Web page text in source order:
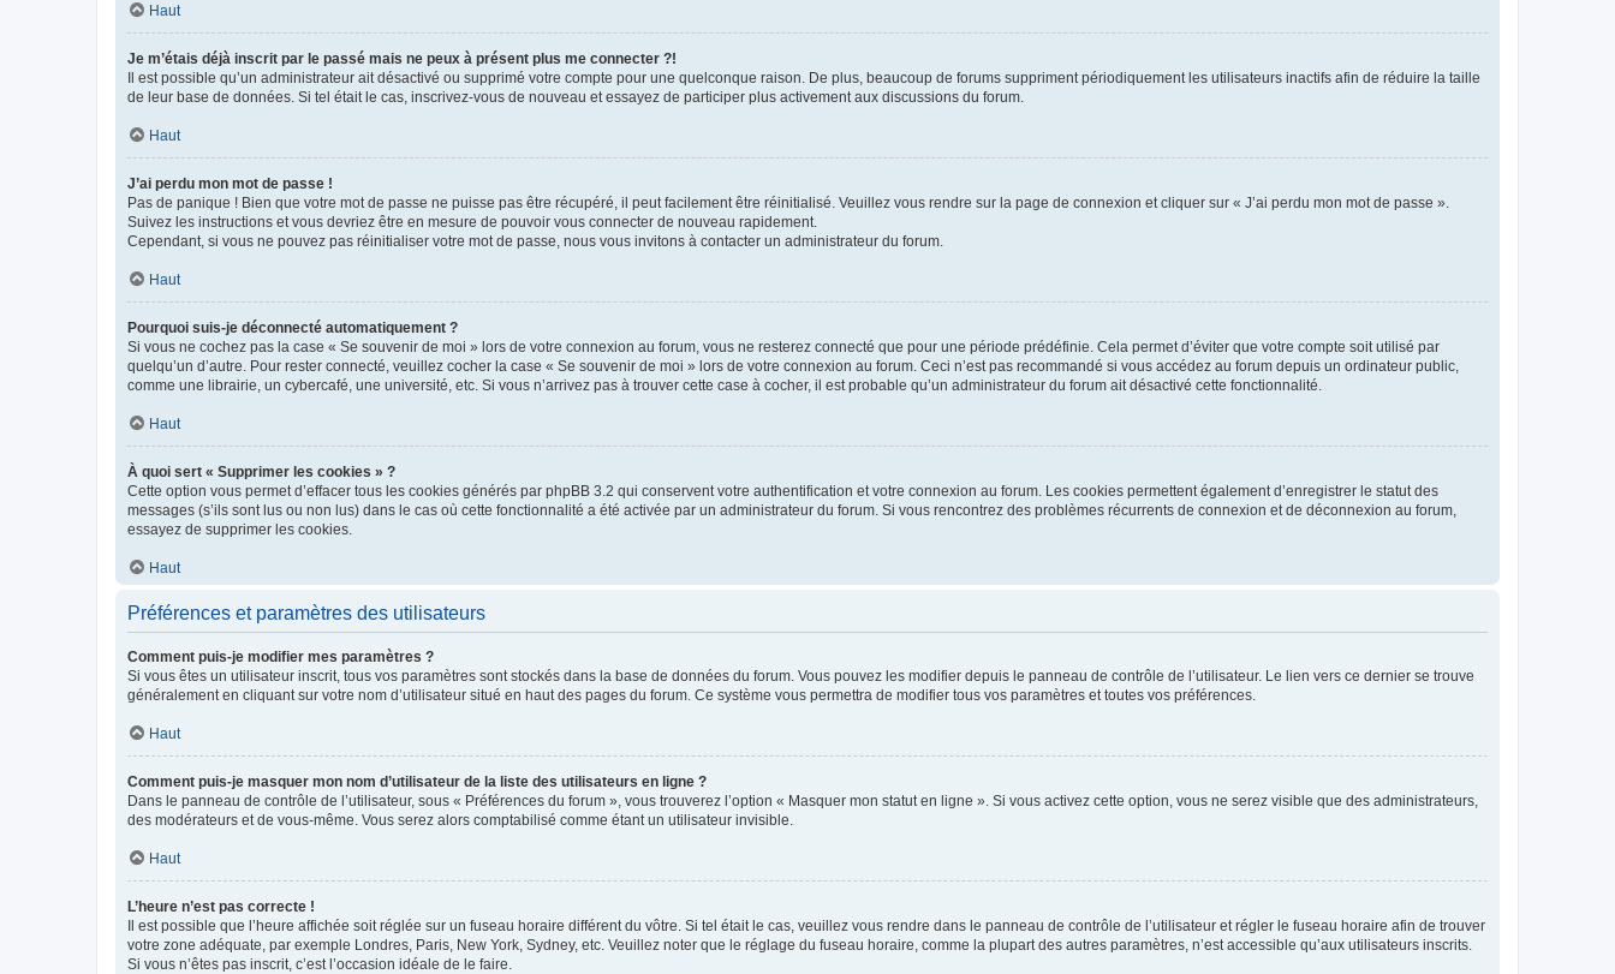
Haut
Je m’étais déjà inscrit par le passé mais ne peux à présent plus me connecter ?!
Il est possible qu’un administrateur ait désactivé ou supprimé votre compte pour une quelconque raison. De plus, beaucoup de forums suppriment périodiquement les utilisateurs inactifs afin de réduire la taille
de leur base de données. Si tel était le cas, inscrivez-vous de nouveau et essayez de participer plus activement aux discussions du forum.
Haut
J’ai perdu mon mot de passe !
Pas de panique ! Bien que votre mot de passe ne puisse pas être récupéré, il peut facilement être réinitialisé. Veuillez vous rendre sur la page de connexion et cliquer sur « J’ai perdu mon mot de passe ».
Suivez les instructions et vous devriez être en mesure de pouvoir vous connecter de nouveau rapidement.
Cependant, si vous ne pouvez pas réinitialiser votre mot de passe, nous vous invitons à contacter un administrateur du forum.
Haut
Pourquoi suis-je déconnecté automatiquement ?
Si vous ne cochez pas la case « Se souvenir de moi » lors de votre connexion au forum, vous ne resterez connecté que pour une période prédéfinie. Cela permet d’éviter que votre compte soit utilisé par
quelqu’un d’autre. Pour rester connecté, veuillez cocher la case « Se souvenir de moi » lors de votre connexion au forum. Ceci n’est pas recommandé si vous accédez au forum depuis un ordinateur public,
comme une librairie, un cybercafé, une université, etc. Si vous n’arrivez pas à trouver cette case à cocher, il est probable qu’un administrateur du forum ait désactivé cette fonctionnalité.
Haut
À quoi sert « Supprimer les cookies » ?
Cette option vous permet d’effacer tous les cookies générés par phpBB 3.2 qui conservent votre authentification et votre connexion au forum. Les cookies permettent également d’enregistrer le statut des
messages (s’ils sont lus ou non lus) dans le cas où cette fonctionnalité a été activée par un administrateur du forum. Si vous rencontrez des problèmes récurrents de connexion et de déconnexion au forum,
essayez de supprimer les cookies.
Haut
Préférences et paramètres des utilisateurs
Comment puis-je modifier mes paramètres ?
Si vous êtes un utilisateur inscrit, tous vos paramètres sont stockés dans la base de données du forum. Vous pouvez les modifier depuis le panneau de contrôle de l’utilisateur. Le lien vers ce dernier se trouve
généralement en cliquant sur votre nom d’utilisateur situé en haut des pages du forum. Ce système vous permettra de modifier tous vos paramètres et toutes vos préférences.
Haut
Comment puis-je masquer mon nom d’utilisateur de la liste des utilisateurs en ligne ?
Dans le panneau de contrôle de l’utilisateur, sous « Préférences du forum », vous trouverez l’option « Masquer mon statut en ligne ». Si vous activez cette option, vous ne serez visible que des administrateurs,
des modérateurs et de vous-même. Vous serez alors comptabilisé comme étant un utilisateur invisible.
Haut
L’heure n’est pas correcte !
Il est possible que l’heure affichée soit réglée sur un fuseau horaire différent du vôtre. Si tel était le cas, veuillez vous rendre dans le panneau de contrôle de l’utilisateur et régler le fuseau horaire afin de trouver
votre zone adéquate, par exemple Londres, Paris, New York, Sydney, etc. Veuillez noter que le réglage du fuseau horaire, comme la plupart des autres paramètres, n’est accessible qu’aux utilisateurs inscrits.
Si vous n’êtes pas inscrit, c’est l’occasion idéale de le faire.